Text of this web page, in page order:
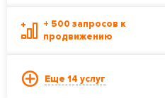
+ 500 запросов к
продвижению
Еще 14 услуг